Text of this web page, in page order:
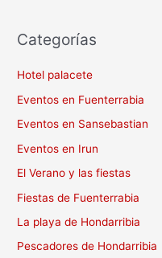
Categorías
Hotel palacete
Eventos en Fuenterrabia
Eventos en Sansebastian
Eventos en Irun
El Verano y las fiestas
Fiestas de Fuenterrabia
La playa de Hondarribia
Pescadores de Hondarribia